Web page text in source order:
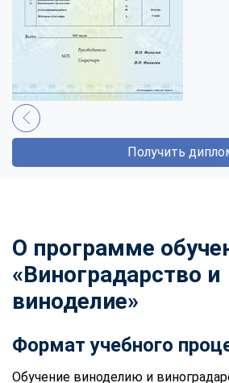
Получить
О программе
«Виноградарство и
виноделие»
Формат учебного
Обучение виноделию и